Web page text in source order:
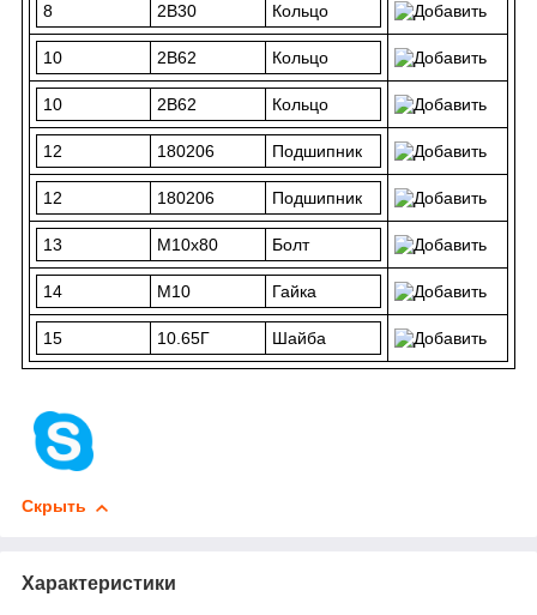
8 2В30 Кольцо
10 2В62 Кольцо
10 2В62 Кольцо
12 180206 Подшипник
12 180206 Подшипник
13 М10х80 Болт
14 М10 Гайка
15 10.65Г Шайба
Скрыть
Характеристики